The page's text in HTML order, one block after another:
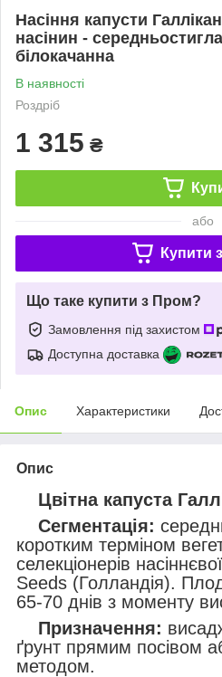
Насіння капусти
насінин -
білокачанна
В наявності
Роздріб
1 315 ₴
або
Купити з
Що таке купити з Пром?
Замовлення під захистом
Доступна доставка
Опис Характеристики
Опис
Цвітна капуста
Сегментація:
коротким терміном
селекціонерів
Seeds (Голландія).
65-70 днів з моменту
Призначення:
ґрунт прямим посівом
методом.